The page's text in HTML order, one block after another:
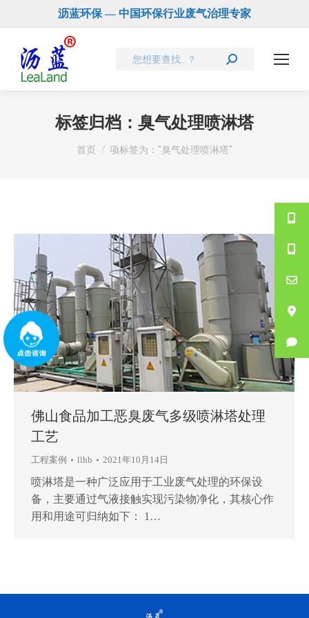
沥蓝环保 — 中国环保行业废气治理专家
Search:
标签归档： 臭气处理喷淋塔
您在这里：
首页 项标签为："臭气处理喷淋塔"
佛山食品加工恶臭废气多级喷淋塔处理
工艺
工程案例 llhb 2021年10月14日
喷淋塔是一种广泛应用于工业废气处理的环保设
备，主要通过气液接触实现污染物净化，其核心作
用和用途可归纳如下： 1…